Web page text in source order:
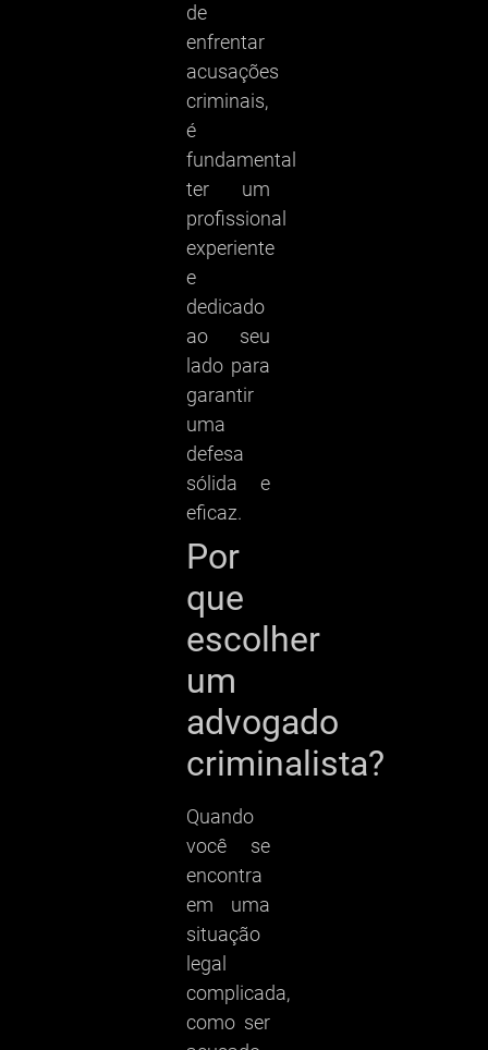
de
enfrentar
acusações
criminais,
é
fundamental
ter um
profissional
experiente
e
dedicado
ao seu
lado para
garantir
uma
defesa
sólida e
eficaz.
Por
que
escolher
um
advogado
criminalista?
Quando
você se
encontra
em uma
situação
legal
complicada,
como ser